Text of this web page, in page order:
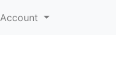
Account